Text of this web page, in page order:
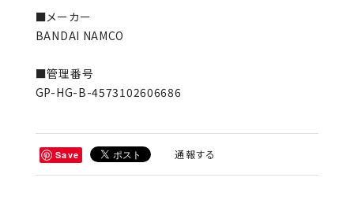
■メーカー
BANDAI NAMCO
■管理番号
GP-HG-B-4573102606686
Save 通報する